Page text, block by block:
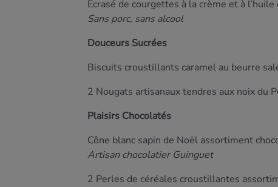
Ecrasé de courgettes à la crème et à l’huile
Sans porc, sans alcool
Douceurs Sucrées
Biscuits croustillants caramel au beurre
2 Nougats artisanaux tendres aux noix du
Plaisirs Chocolatés
Cône blanc sapin de Noël assortiment
Artisan chocolatier Guinguet
2 Perles de céréales croustillantes